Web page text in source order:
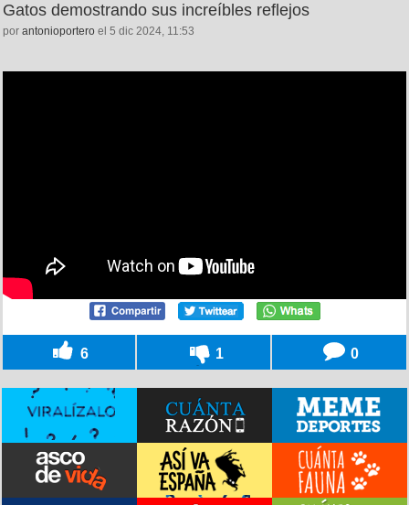
Gatos demostrando sus increíbles reflejos
por antonioportero el 5 dic 2024, 11:53
6 1 0